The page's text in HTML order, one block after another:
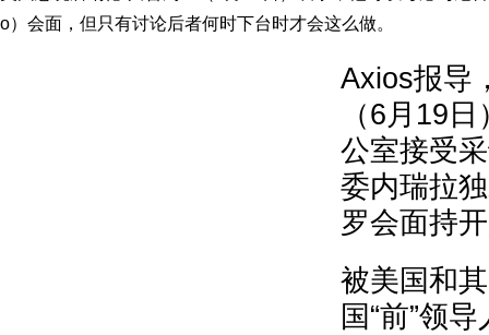
o）会面，但只有讨论后者何时下台时才会这么做。
Axios报导
（6月19
公室接受
委内瑞拉
罗会面持
被美国和
国“前”领